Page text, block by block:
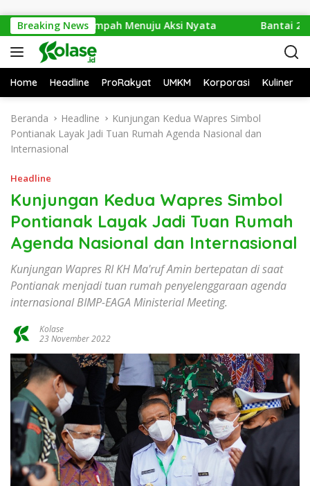
Breaking News
Dari Isu Sampah Menuju Aksi Nyata Bantai 2.600
Home Headline ProRakyat UMKM Korporasi Kuliner
Beranda Headline
Kunjungan Kedua Wapres Simbol
Pontianak Layak Jadi Tuan Rumah Agenda Nasional dan
Internasional
Headline
Kunjungan Kedua Wapres Simbol
Pontianak Layak Jadi Tuan Rumah
Agenda Nasional dan Internasional
Kunjungan Wapres RI KH Ma'ruf Amin bertepatan di saat
Pontianak menjadi tuan rumah penyelenggaraan agenda
internasional BIMP-EAGA Ministerial Meeting.
Kolase
23 November 2022